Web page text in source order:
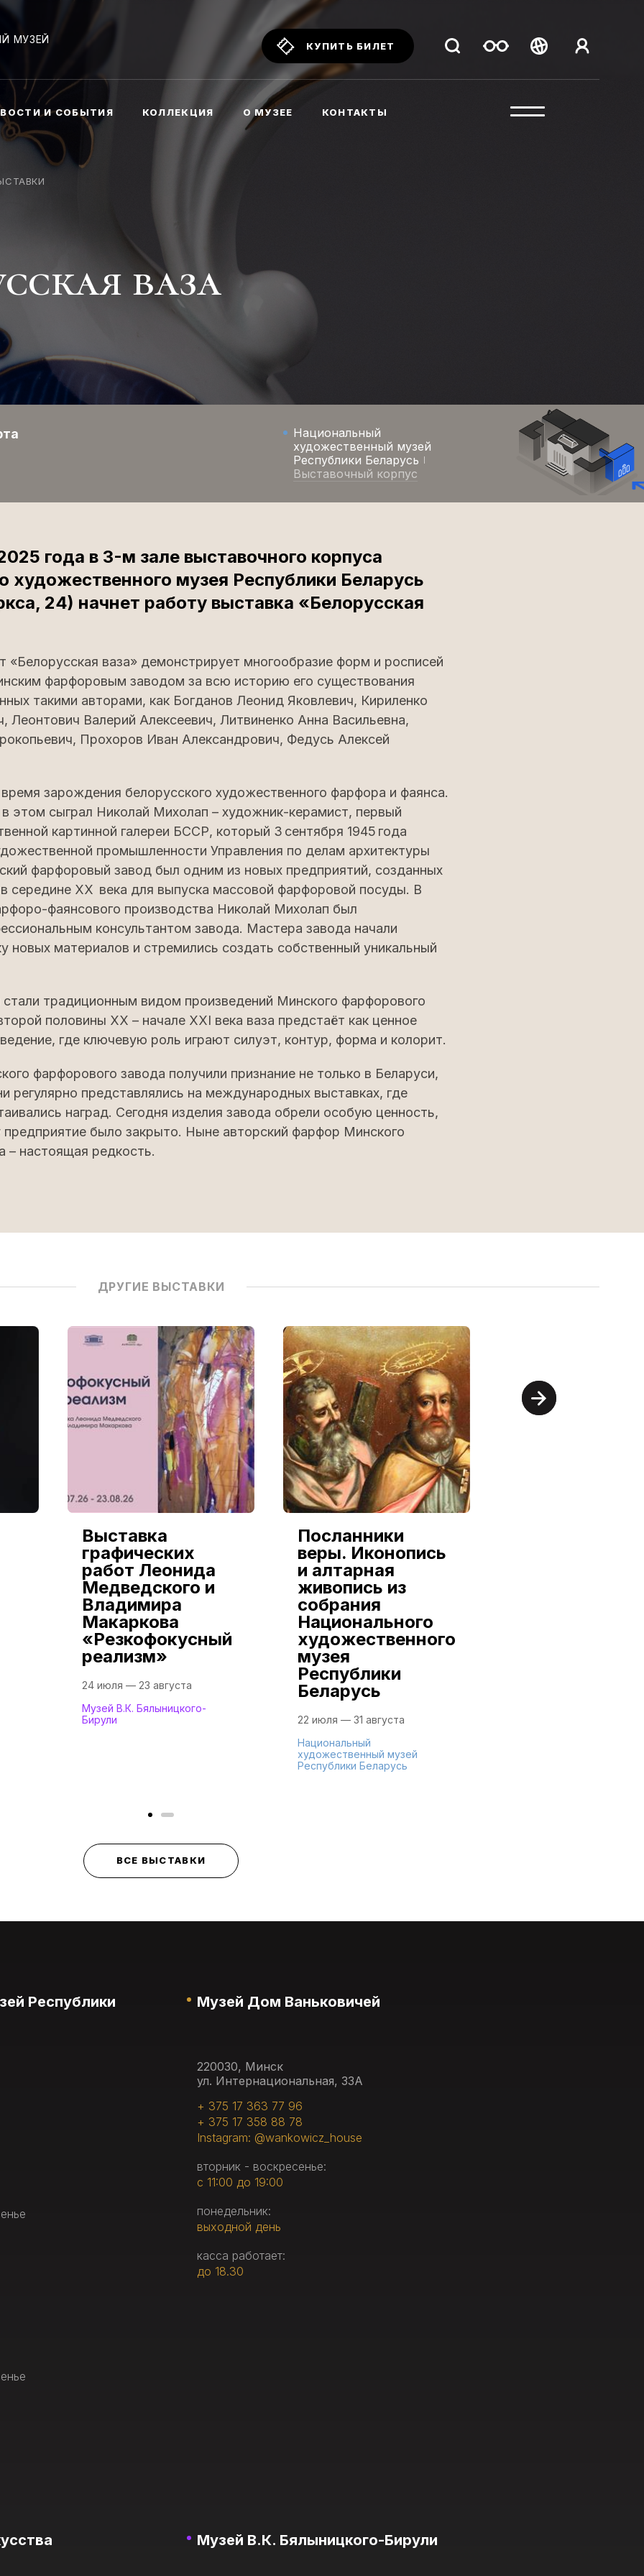
МУЗЕЙ
КУПИТЬ БИЛЕТ
Беларуская
Русский
И СОБЫТИЯ КОЛЛЕКЦИЯ О МУЗЕЕ КОНТАКТЫ
ваза
Национальный
художественный музей
Республики Беларусь
Выставочный корпус
года в 3-м зале выставочного корпуса
художественного музея Республики Беларусь
24) начнет работу выставка «Белорусская
«Белорусская ваза» демонстрирует многообразие форм и росписей
фарфоровым заводом за всю историю его существования
такими авторами, как Богданов Леонид Яковлевич, Кириленко
Леонтович Валерий Алексеевич, Литвиненко Анна Васильевна,
Прохоров Иван Александрович, Федусь Алексей
зарождения белорусского художественного фарфора и фаянса.
этом сыграл Николай Михолап – художник-керамист, первый
картинной галереи БССР, который 3 сентября 1945 года
промышленности Управления по делам архитектуры
фарфоровый завод был одним из новых предприятий, созданных
середине XX века для выпуска массовой фарфоровой посуды. В
фаянсового производства Николай Михолап был
консультантом завода. Мастера завода начали
новых материалов и стремились создать собственный уникальный
традиционным видом произведений Минского фарфорового
половины ХХ – начале XXI века ваза предстаёт как ценное
где ключевую роль играют силуэт, контур, форма и колорит.
фарфорового завода получили признание не только в Беларуси,
регулярно представлялись на международных выставках, где
наград. Сегодня изделия завода обрели особую ценность,
предприятие было закрыто. Ныне авторский фарфор Минского
– настоящая редкость.
ДРУГИЕ ВЫСТАВКИ
Выставка
графических
работ Леонида
Медведского и
Владимира
Макаркова
«Резкофокусный
реализм»
24 июля — 23 августа
Музей В.К. Бялыницкого-
Бирули
Посланники
веры. Иконопись
и алтарная
живопись из
собрания
Национального
художественного
музея
Республики
Беларусь
22 июля — 31 августа
Национальный
художественный музей
Республики Беларусь
ВСЕ ВЫСТАВКИ
Республики
Музей Дом Ваньковичей
220030, Минск
ул. Интернациональная, 33А
+ 375 17 363 77 96
+ 375 17 358 88 78
Instagram: @wankowicz_house
вторник - воскресенье:
с 11:00 до 19:00
понедельник:
выходной день
касса работает:
до 18.30
Музей В.К. Бялыницкого-Бирули